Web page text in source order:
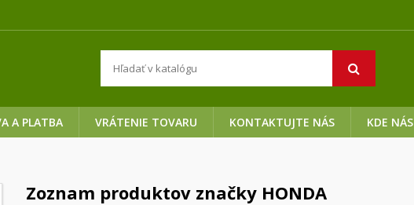
A PLATBA VRÁTENIE TOVARU KONTAKTUJTE NÁS KDE
Zoznam produktov značky HONDA